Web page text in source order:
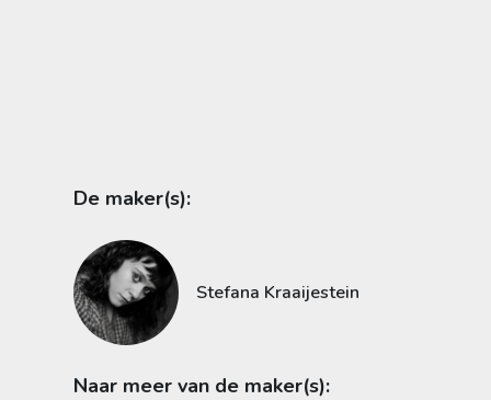
De maker(s):
Stefana Kraaijestein
Naar meer van de maker(s):